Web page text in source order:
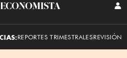
El
REPORTES TRIMESTRALESREVISIÓN